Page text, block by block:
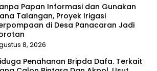
Papan Informasi dan Gunakan
Talangan, Proyek Irigasi
di Desa Panacaran Jadi
8, 2026
Penahanan Bripda Dafa. Terkait